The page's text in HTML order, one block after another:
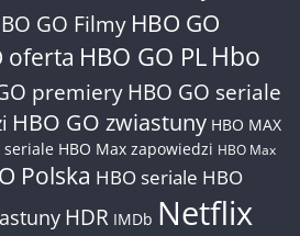
GO Filmy HBO GO
oferta HBO GO PL Hbo
premiery HBO GO seriale
HBO GO zwiastuny HBO MAX
seriale HBO Max zapowiedzi HBO Max
Polska HBO seriale HBO
HDR IMDb Netflix